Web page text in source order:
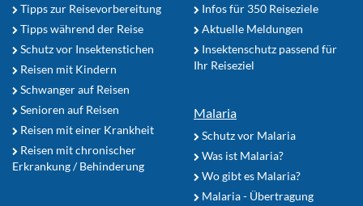
Tipps zur Reisevorbereitung
Tipps während der Reise
Schutz vor Insektenstichen
Reisen mit Kindern
Schwanger auf Reisen
Senioren auf Reisen
Reisen mit einer Krankheit
Reisen mit chronischer
Erkrankung / Behinderung
Infos für 350 Reiseziele
Aktuelle Meldungen
Insektenschutz passend für
Ihr Reiseziel
Malaria
Schutz vor Malaria
Was ist Malaria?
Wo gibt es Malaria?
Malaria - Übertragung